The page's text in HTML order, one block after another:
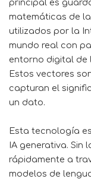
principal es
matemáticas de
utilizados por la
mundo real con
entorno digital de
Estos vectores
capturan el
un dato.
Esta tecnología
IA generativa. Sin
rápidamente a
modelos de